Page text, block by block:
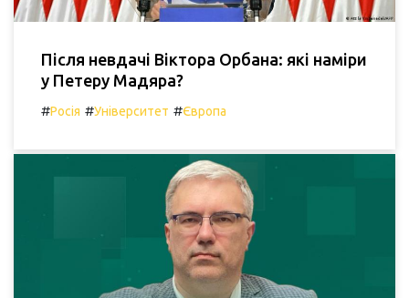
Після невдачі Віктора Орбана: які наміри
у Петеру Мадяра?
#Росія #Університет #Європа